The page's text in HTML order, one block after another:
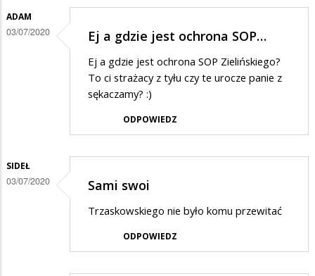
Mateuszka
ustaczka
ADAM
03/07/2020 Ej a gdzie jest ochrona SOP…
Ej a gdzie jest ochrona SOP Zielińskiego?
To ci strażacy z tyłu czy te urocze panie z
sękaczamy? :)
ODPOWIEDZ
SIDEŁ
03/07/2020 Sami swoi
Trzaskowskiego nie było komu przewitać
ODPOWIEDZ